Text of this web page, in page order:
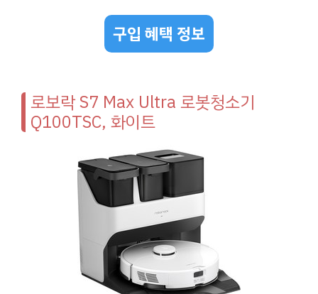
구입 혜택 정보
로보락 S7 Max Ultra 로봇청소기
Q100TSC, 화이트